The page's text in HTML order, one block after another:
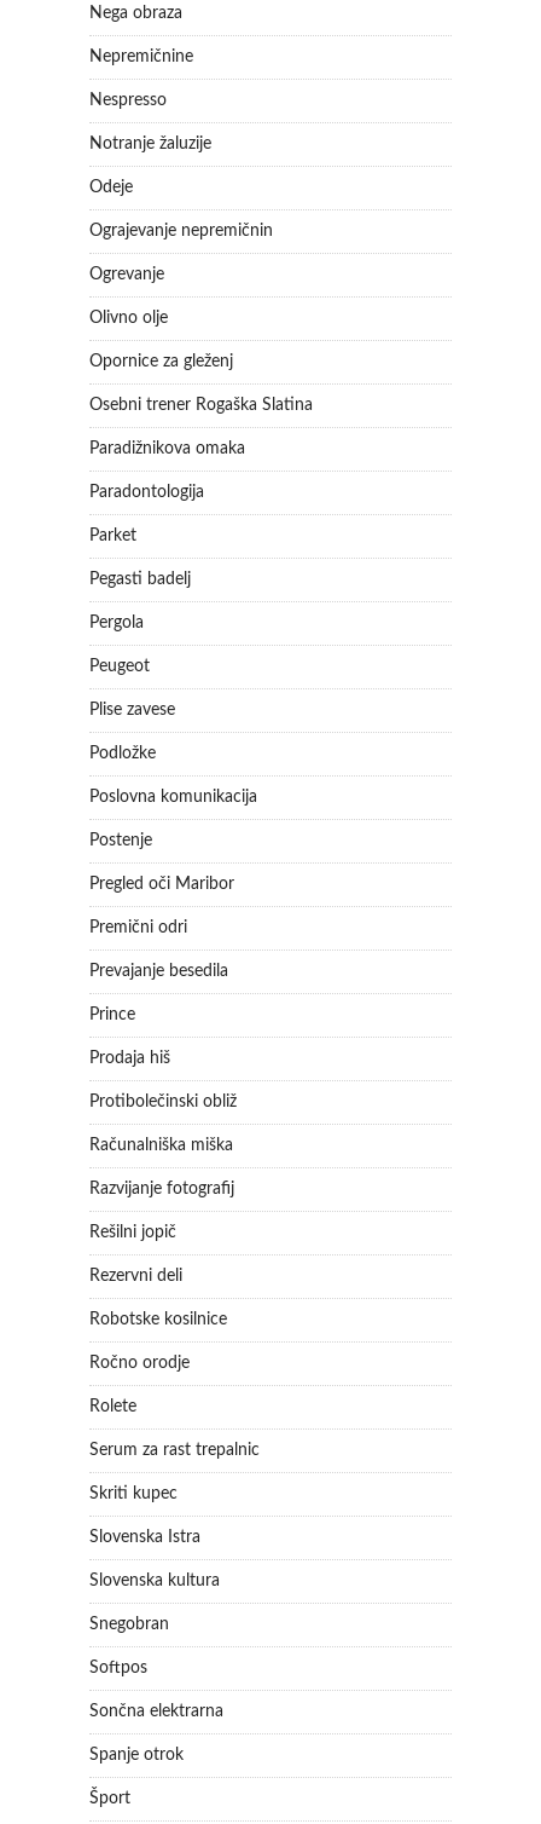
Nega obraza
Nepremičnine
Nespresso
Notranje žaluzije
Odeje
Ograjevanje nepremičnin
Ogrevanje
Olivno olje
Opornice za gleženj
Osebni trener Rogaška Slatina
Paradižnikova omaka
Paradontologija
Parket
Pegasti badelj
Pergola
Peugeot
Plise zavese
Podložke
Poslovna komunikacija
Postenje
Pregled oči Maribor
Premični odri
Prevajanje besedila
Prince
Prodaja hiš
Protibolečinski obliž
Računalniška miška
Razvijanje fotografij
Rešilni jopič
Rezervni deli
Robotske kosilnice
Ročno orodje
Rolete
Serum za rast trepalnic
Skriti kupec
Slovenska Istra
Slovenska kultura
Snegobran
Softpos
Sončna elektrarna
Spanje otrok
Šport